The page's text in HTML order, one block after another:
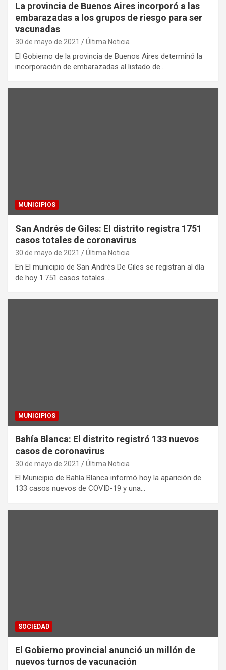
La provincia de Buenos Aires incorporó a las
embarazadas a los grupos de riesgo para ser
vacunadas
30 de mayo de 2021 Última Noticia
El Gobierno de la provincia de Buenos Aires determinó la
incorporación de embarazadas al listado de…
MUNICIPIOS
San Andrés de Giles: El distrito registra 1751
casos totales de coronavirus
30 de mayo de 2021 Última Noticia
En El municipio de San Andrés De Giles se registran al día
de hoy 1.751 casos totales…
MUNICIPIOS
Bahía Blanca: El distrito registró 133 nuevos
casos de coronavirus
30 de mayo de 2021 Última Noticia
El Municipio de Bahía Blanca informó hoy la aparición de
133 casos nuevos de COVID-19 y una…
SOCIEDAD
El Gobierno provincial anunció un millón de
nuevos turnos de vacunación